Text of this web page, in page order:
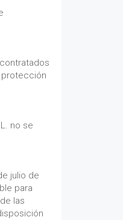
no se
julio de
para
las